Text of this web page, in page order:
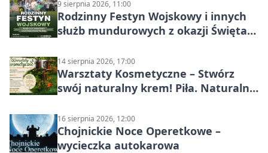
9 sierpnia 2026, 11:00
Rodzinny Festyn Wojskowy i innych
służb mundurowych z okazji Święta
14 sierpnia 2026, 17:00
Warsztaty Kosmetyczne – Stwórz
swój naturalny krem! Piła. Naturalna
16 sierpnia 2026, 12:00
Chojnickie Noce Operetkowe –
wycieczka autokarowa